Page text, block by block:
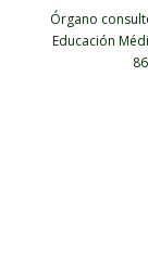
Órgano
Educación